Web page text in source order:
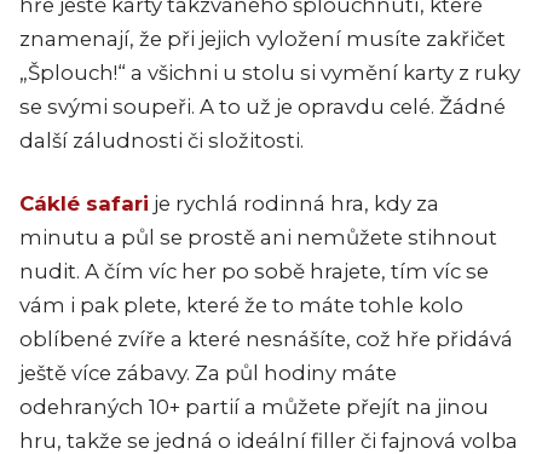
znamenají, že při jejich vyložení musíte zakřičet
„Šplouch!“ a všichni u stolu si vymění karty z ruky
se svými soupeři. A to už je opravdu celé. Žádné
další záludnosti či složitosti.
Cáklé safari je rychlá rodinná hra, kdy za
minutu a půl se prostě ani nemůžete stihnout
nudit. A čím víc her po sobě hrajete, tím víc se
vám i pak plete, které že to máte tohle kolo
oblíbené zvíře a které nesnášíte, což hře přidává
ještě více zábavy. Za půl hodiny máte
odehraných 10+ partií a můžete přejít na jinou
hru, takže se jedná o ideální filler či fajnová volba